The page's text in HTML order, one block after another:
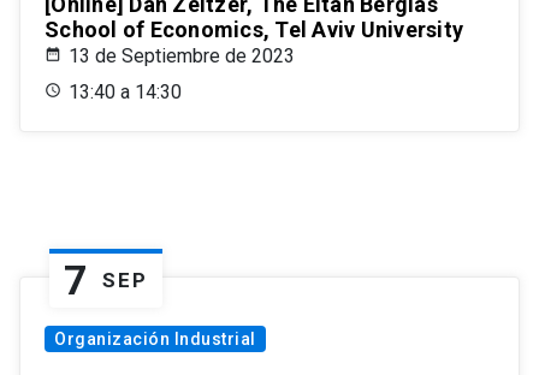
School of Economics, Tel Aviv University
13 de Septiembre de 2023
13:40 a 14:30
7 SEP
Organización Industrial